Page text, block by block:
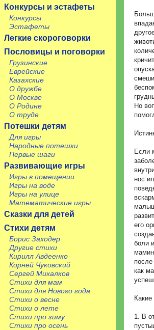
Конкурсы и эстафеты
Конкурсы
Эстафеты
Легкие скороговорки
Пословицы и поговорки
Грузинские
Еврейские
Казахские
О дружбе
О Москве
О Родине
О труде
Потешки детям
Для игры
Народные потешки
Первые шаги
Развивающие игры
Игры в помещении
Игры на воде
Игры на улице
Математические игры
Сказки для детей
Стихи детям
Борис Заходер
Другие стихи
Кирилл Авдеенко
Корней Чуковский
Сергей Михалков
Стихи для мам
Стихи для Нового года
Стихи о весне
Стихи о лете
Стихи про зиму
Стихи про осень
Но
Если
нос
его
боли
как
1. В